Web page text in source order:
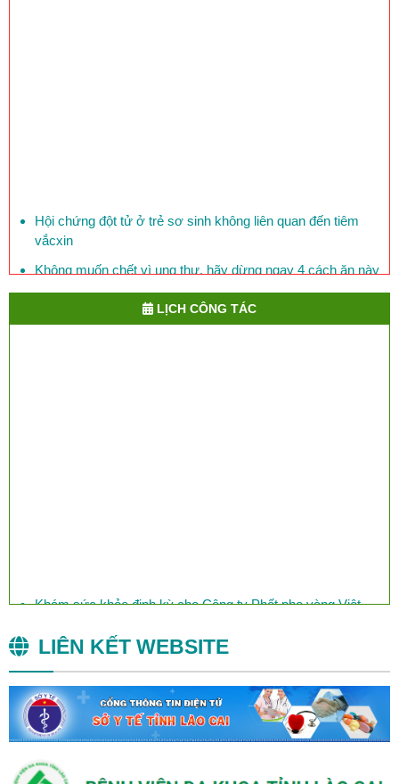
vắcxin
Phòng bệnh lỵ ở trẻ em
LỊCH CÔNG TÁC
Khám sức khỏe định kỳ cho Công ty Phốt pho vàng Việt
LIÊN KẾT WEBSITE